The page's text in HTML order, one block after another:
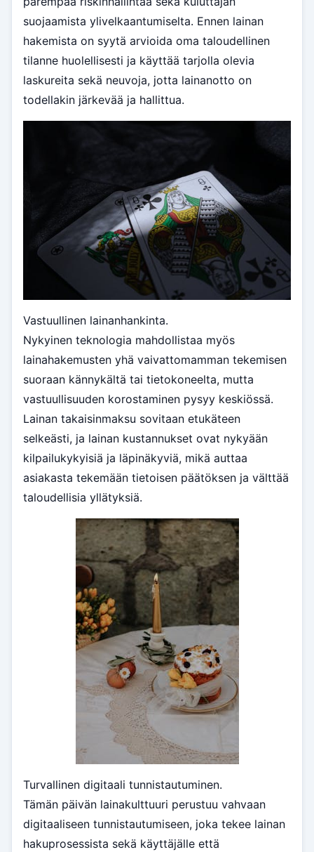
suojaamista ylivelkaantumiselta. Ennen lainan
hakemista on syytä arvioida oma taloudellinen
tilanne huolellisesti ja käyttää tarjolla olevia
laskureita sekä neuvoja, jotta lainanotto on
todellakin järkevää ja hallittua.
Vastuullinen lainanhankinta.
Nykyinen teknologia mahdollistaa myös
lainahakemusten yhä vaivattomamman tekemisen
suoraan kännykältä tai tietokoneelta, mutta
vastuullisuuden korostaminen pysyy keskiössä.
Lainan takaisinmaksu sovitaan etukäteen
selkeästi, ja lainan kustannukset ovat nykyään
kilpailukykyisiä ja läpinäkyviä, mikä auttaa
asiakasta tekemään tietoisen päätöksen ja välttää
taloudellisia yllätyksiä.
Turvallinen digitaali tunnistautuminen.
Tämän päivän lainakulttuuri perustuu vahvaan
digitaaliseen tunnistautumiseen, joka tekee lainan
hakuprosessista sekä käyttäjälle että